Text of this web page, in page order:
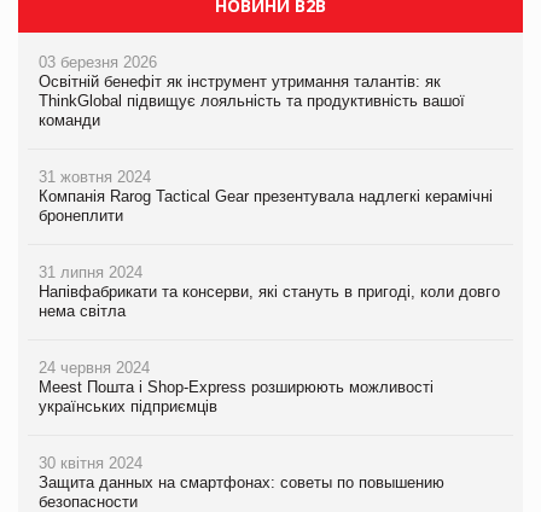
НОВИНИ B2B
03 березня 2026
Освітній бенефіт як інструмент утримання талантів: як
ThinkGlobal підвищує лояльність та продуктивність вашої
команди
31 жовтня 2024
Компанія Rarog Tactical Gear презентувала надлегкі керамічні
бронеплити
31 липня 2024
Напівфабрикати та консерви, які стануть в пригоді, коли довго
нема світла
24 червня 2024
Meest Пошта і Shop-Express розширюють можливості
українських підприємців
30 квітня 2024
Защита данных на смартфонах: советы по повышению
безопасности